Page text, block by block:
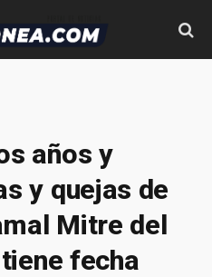
años y
y quejas de
Mitre del
fecha